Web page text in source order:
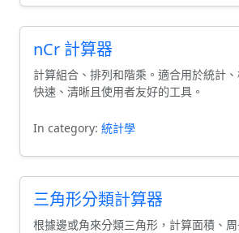
nCr 計算器
計算組合、排列和階乘。適合用於統計
快速、清晰且使用者友好的工具。
In category: 統計學
三角形分類計算器
根據邊或角來分類三角形，計算面積、